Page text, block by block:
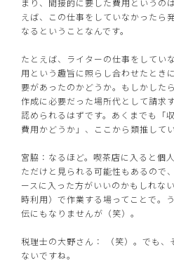
えば、この仕事をしていなかったら
なるということなんです。
たとえば、ライターの仕事をしてい
用という趣旨に照らし合わせたとき
要があったのかどうか。もしかした
作成に必要だった場所代として請求
認められるはずです。あくまでも「
費用かどうか」、ここから類推して
宮脇：なるほど。喫茶店に入ると個
ただけと見られる可能性もあるので
ースに入った方がいいのかもしれな
時利用）で作業する場ってことで。
伝にもなりませんが（笑）。
税理士の大野さん： （笑）。でも、
ないですね。